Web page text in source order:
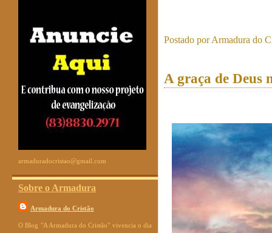
armaduradocristao@gmail.com
Sobre o Armadura
Armadura do Cristão
O Blog "A Armadura do Cristão" vivencia o dia
Postado porArmadura do
A graça de Deus